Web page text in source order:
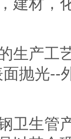
生产工
抛光--
卫生管